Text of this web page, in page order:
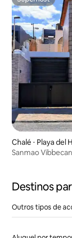
Superhost
Chalé ⋅ Playa del
Sanmao
Destinos
Outros tipos de